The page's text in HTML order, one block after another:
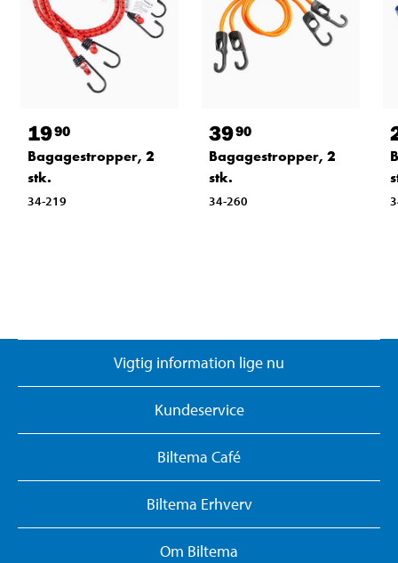
1990
Bagagestropper, 2
stk.
34-219
3990
Bagagestropper, 2
stk.
34-260
Vigtig information lige nu
Kundeservice
Biltema Café
Biltema Erhverv
Om Biltema